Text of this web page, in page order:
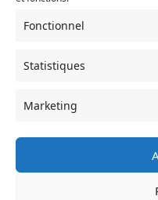
Fonctionnel
Statistiques
Marketing
for:
À Propos De Accueil
Mes